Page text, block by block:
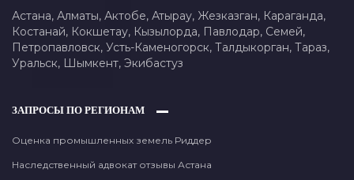
Астана, Алматы, Актобе, Атырау, Жезказган, Караганда,
Костанай, Кокшетау, Кызылорда, Павлодар, Семей,
Петропавловск, Усть-Каменогорск, Талдыкорган, Тараз,
Уральск, Шымкент, Экибастуз
ЗАПРОСЫ ПО РЕГИОНАМ
Оценка промышленных земель Риддер
Наследственный адвокат отзывы Астана